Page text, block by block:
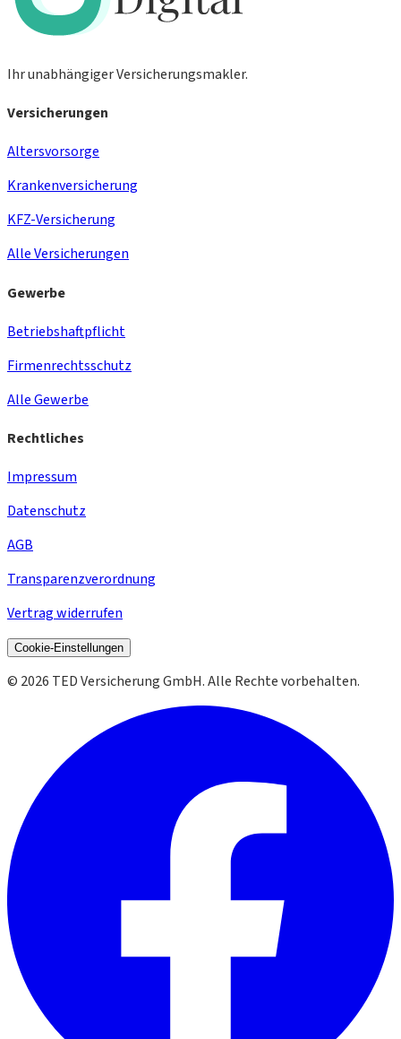
Ihr unabhängiger Versicherungsmakler.
Versicherungen
Altersvorsorge
Krankenversicherung
KFZ-Versicherung
Alle Versicherungen
Gewerbe
Betriebshaftpflicht
Firmenrechtsschutz
Alle Gewerbe
Rechtliches
Impressum
Datenschutz
AGB
Transparenzverordnung
Vertrag widerrufen
Cookie-Einstellungen
© 2026 TED Versicherung GmbH. Alle Rechte vorbehalten.